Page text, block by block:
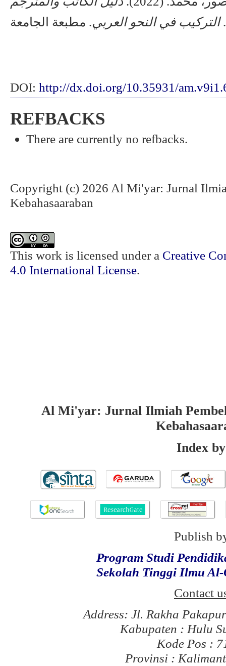
التركيب في النحو العربي
DOI: http://dx.doi.org/10.35931/
REFBACKS
There are currently no refbacks.
Copyright (c) 2026 Al Mi'yar: Jurnal
Kebahasaaraban
This work is licensed under a Creative
4.0 International License.
Al Mi'yar: Jurnal Ilmiah
Index by
Publish
Program Studi
Sekolah Tinggi Ilmu
Contact
Address: Jl. Rakha
Kabupaten : Hulu
Kode Pos :
Provinsi :